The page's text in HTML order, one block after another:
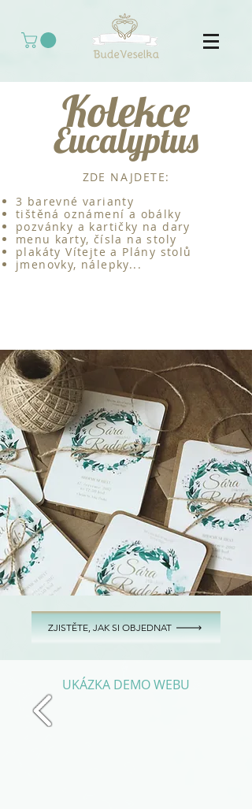
Kolekce
Eucalyptus
ZDE NAJDETE:
3 barevné varianty
tištěná oznámení a obálky
pozvánky a kartičky na dary
menu karty, čísla na stoly
plakáty Vítejte a Plány stolů
jmenovky, nálepky...
ZJISTĚTE, JAK SI OBJEDNAT
UKÁZKA DEMO WEBU